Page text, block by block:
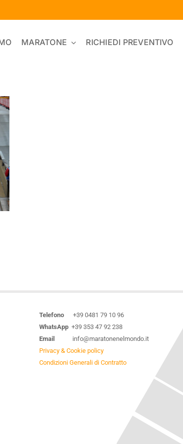
MARATONE RICHIEDI PREVENTIVO
Telefono +39 0481 79 10 96
WhatsApp +39 353 47 92 238
Email
info@maratonenelmondo.it
Privacy & Cookie policy
Condizioni Generali di Contratto